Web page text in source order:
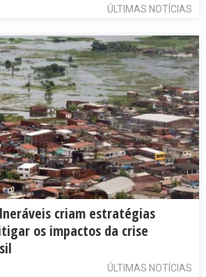
ÚLTIMAS NOTÍCIAS
criam estratégias
os impactos da crise
ÚLTIMAS NOTÍCIAS